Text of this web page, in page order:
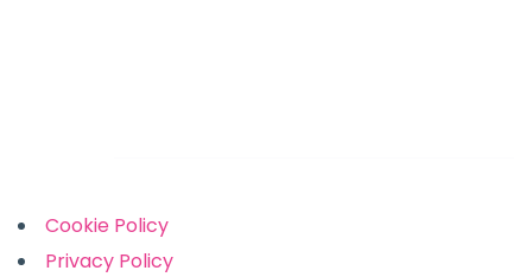
Cookie Policy
Privacy Policy